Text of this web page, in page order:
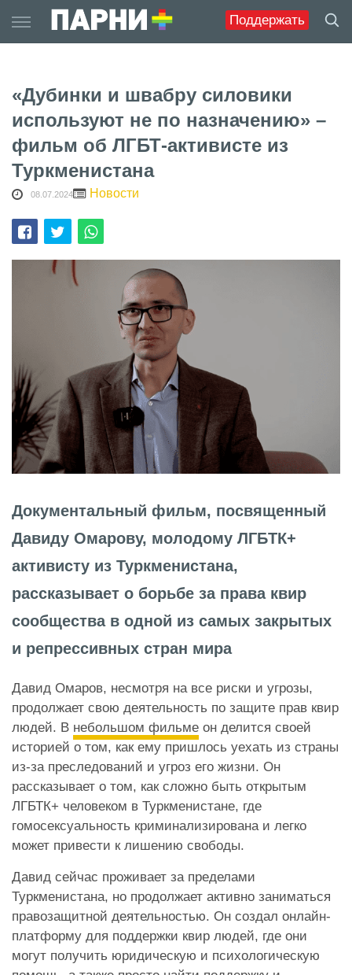
Поддержать
to
content
«Дубинки и швабру силовики
используют не по назначению» –
фильм об ЛГБТ-активисте из
Туркменистана
08.07.2024 Новости
Документальный фильм, посвященный
Давиду Омарову, молодому ЛГБТК+
активисту из Туркменистана,
рассказывает о борьбе за права квир
сообщества в одной из самых закрытых
и репрессивных стран мира
Давид Омаров, несмотря на все риски и угрозы,
продолжает свою деятельность по защите прав квир
людей. В небольшом фильме он делится своей
историей о том, как ему пришлось уехать из страны
из-за преследований и угроз его жизни. Он
рассказывает о том, как сложно быть открытым
ЛГБТК+ человеком в Туркменистане, где
гомосексуальность криминализирована и легко
может привести к лишению свободы.
Давид сейчас проживает за пределами
Туркменистана, но продолжает активно заниматься
правозащитной деятельностью. Он создал онлайн-
платформу для поддержки квир людей, где они
могут получить юридическую и психологическую